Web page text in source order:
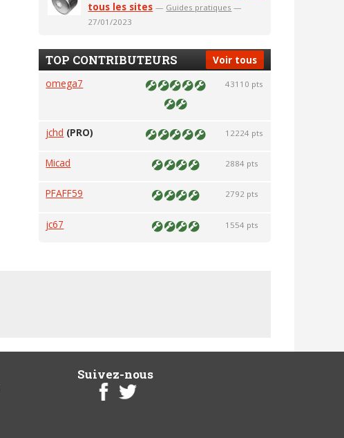
tous les sites — Guides pratiques —
27/01/2023
Voir tous
TOP CONTRIBUTEURS
omega7 43110 pts
jchd (PRO) 12224 pts
Micad 2884 pts
PFAFF59 2792 pts
jc67 1554 pts
Suivez-nous